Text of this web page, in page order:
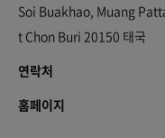
Soi Buakhao, Muang
t Chon Buri 20150 태국
연락처
홈페이지